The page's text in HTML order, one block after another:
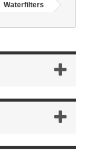
Waterfilters